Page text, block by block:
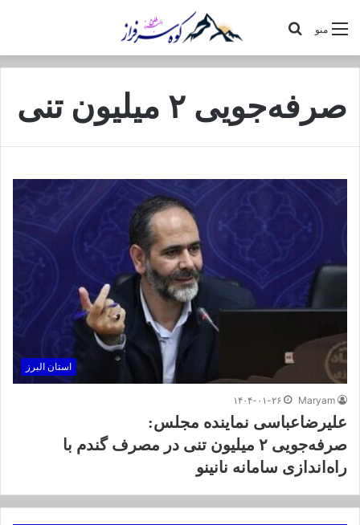
منو
صرفه‌جویی ۲ میلیون تنی
استان البرز
Maryam ۱۴۰۴-۰۱-۲۶
علیرضاعباسی نماینده مجلس:
صرفه‌جویی ۲ میلیون تنی در مصرف گندم با
راه‌اندازی سامانه نانینو